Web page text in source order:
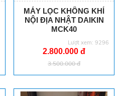
MÁY LỌC KHÔNG KHÍ
NỘI ĐỊA NHẬT DAIKIN
MCK40
Lượt xem: 9296
2.800.000 đ
3.500.000 đ